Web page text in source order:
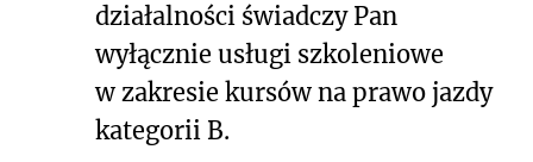
działalności świadczy Pan
wyłącznie usługi szkoleniowe
w zakresie kursów na prawo jazdy
kategorii B.